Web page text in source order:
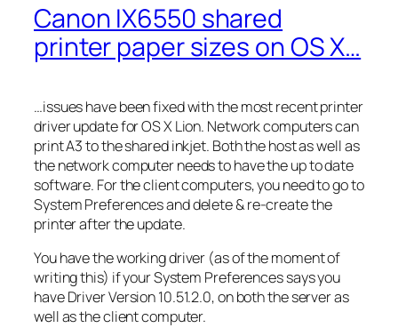
Canon IX6550 shared
printer paper sizes on OS X…
…issues have been fixed with the most recent printer
driver update for OS X Lion. Network computers can
print A3 to the shared inkjet. Both the host as well as
the network computer needs to have the up to date
software. For the client computers, you need to go to
System Preferences and delete & re-create the
printer after the update.
You have the working driver (as of the moment of
writing this) if your System Preferences says you
have Driver Version 10.51.2.0, on both the server as
well as the client computer.